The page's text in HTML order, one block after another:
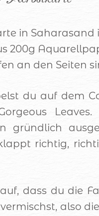
in Saharasand
200g
an den Seiten
du auf dem
gründlich
richtig,
dass du die
also